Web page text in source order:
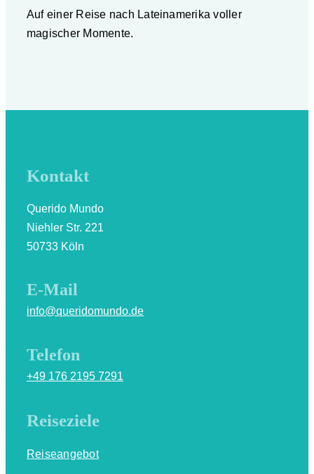
Auf einer Reise nach Lateinamerika voller
magischer Momente.
Kontakt
Querido Mundo
Niehler Str. 221
50733 Köln
E-Mail
info@queridomundo.de
Telefon
+49 176 2195 7291
Reiseziele
Reiseangebot